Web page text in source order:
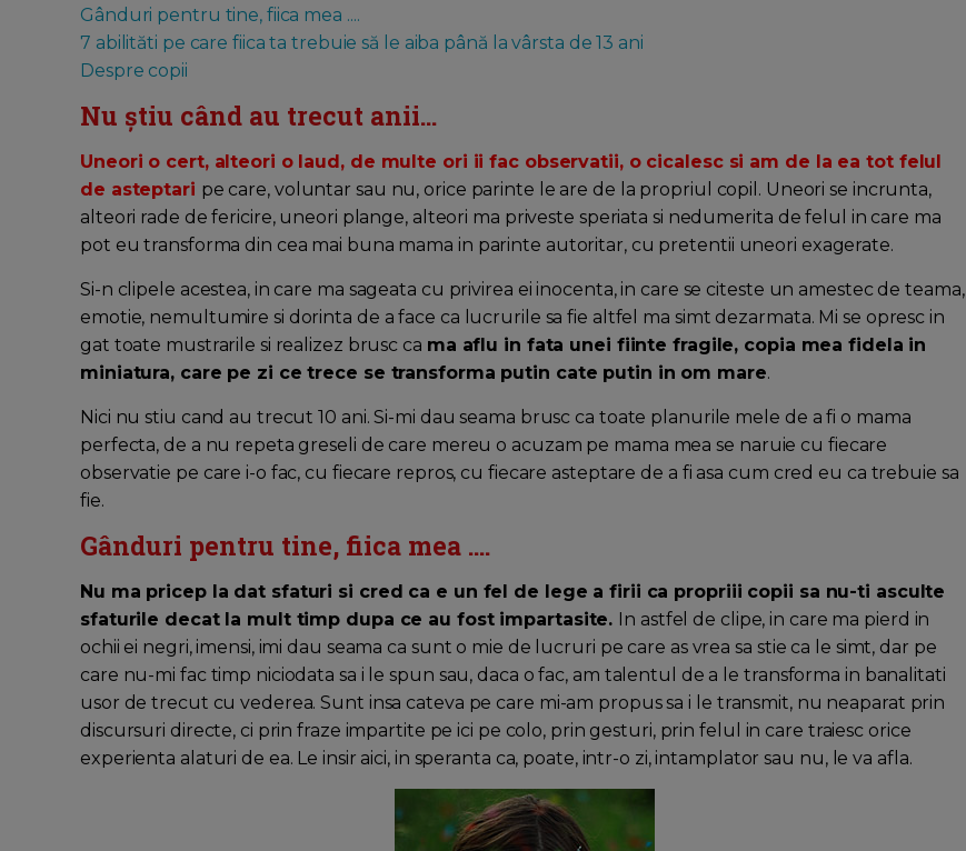
Gânduri pentru tine, fiica mea ....
7 abilităti pe care fiica ta trebuie să le aiba până la vârsta de 13 ani
Despre copii
Nu știu când au trecut anii...
Uneori o cert, alteori o laud, de multe ori ii fac observatii, o cicalesc si am de la ea tot felul
de asteptari pe care, voluntar sau nu, orice parinte le are de la propriul copil. Uneori se incrunta,
alteori rade de fericire, uneori plange, alteori ma priveste speriata si nedumerita de felul in care ma
pot eu transforma din cea mai buna mama in parinte autoritar, cu pretentii uneori exagerate.
Si-n clipele acestea, in care ma sageata cu privirea ei inocenta, in care se citeste un amestec de teama,
emotie, nemultumire si dorinta de a face ca lucrurile sa fie altfel ma simt dezarmata. Mi se opresc in
gat toate mustrarile si realizez brusc ca ma aflu in fata unei fiinte fragile, copia mea fidela in
miniatura, care pe zi ce trece se transforma putin cate putin in om mare.
Nici nu stiu cand au trecut 10 ani. Si-mi dau seama brusc ca toate planurile mele de a fi o mama
perfecta, de a nu repeta greseli de care mereu o acuzam pe mama mea se naruie cu fiecare
observatie pe care i-o fac, cu fiecare repros, cu fiecare asteptare de a fi asa cum cred eu ca trebuie sa
fie.
Gânduri pentru tine, fiica mea ....
Nu ma pricep la dat sfaturi si cred ca e un fel de lege a firii ca propriii copii sa nu-ti asculte
sfaturile decat la mult timp dupa ce au fost impartasite.
In astfel de clipe, in care ma pierd in
ochii ei negri, imensi, imi dau seama ca sunt o mie de lucruri pe care as vrea sa stie ca le simt, dar pe
care nu-mi fac timp niciodata sa i le spun sau, daca o fac, am talentul de a le transforma in banalitati
usor de trecut cu vederea. Sunt insa cateva pe care mi-am propus sa i le transmit, nu neaparat prin
discursuri directe, ci prin fraze impartite pe ici pe colo, prin gesturi, prin felul in care traiesc orice
experienta alaturi de ea. Le insir aici, in speranta ca, poate, intr-o zi, intamplator sau nu, le va afla.